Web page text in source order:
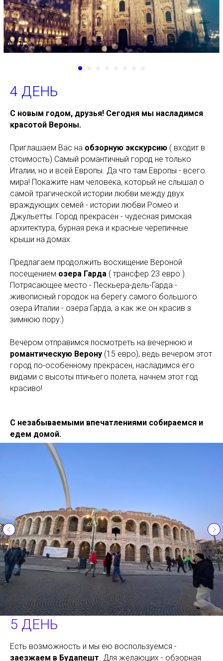
4 ДЕНЬ
С новым годом, друзья! Сегодня мы насладимся
красотой Вероны.
Приглашаем Вас на обзорную экскурсию ( входит в
стоимость) Самый романтичный город не только
Италии, но и всей Европы. Да что там Европы - всего
мира! Покажите нам человека, который не слышал о
самой трагической истории любви между двух
враждующих семей - истории любви Ромео и
Джульетты. Город прекрасен - чудесная римская
архитектура, бурная река и красные черепичные
крыши на домах.
Предлагаем продолжить восхищение Вероной
посещением озера Гарда ( трансфер 23 евро ).
Потрясающее место - Пескьера-дель-Гарда -
живописный городок на берегу самого большого
озера Италии - озера Гарда, а как же он красив з
зимнюю пору:)
Вечером отправимся посмотреть на вечернюю и
романтическую Верону (15 евро), ведь вечером этот
город по-особенному прекрасен, насладимся его
видами с высоты птичьего полета, начнем этот год
красиво!
С незабываемыми впечатлениями собираемся и
едем домой.
5 ДЕНЬ
Есть возможность и мы ею воспользуемся -
заезжаем в Будапешт . Для желающих - обзорная